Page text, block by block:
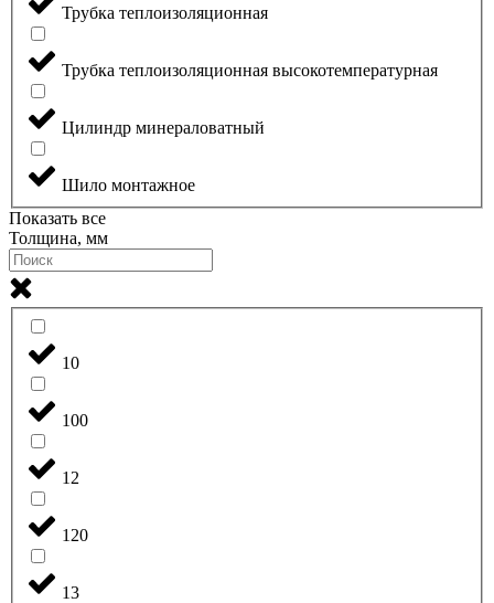
Трубка теплоизоляционная
Трубка теплоизоляционная высокотемпературная
Цилиндр минераловатный
Шило монтажное
Показать все
Толщина, мм
10
100
12
120
13